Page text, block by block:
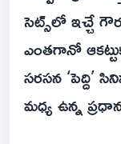
సెట్స్‌లో ఇచ్చే
ఎంతగానో
సరసన ‘పెద్ది’
మధ్య ఉన్న